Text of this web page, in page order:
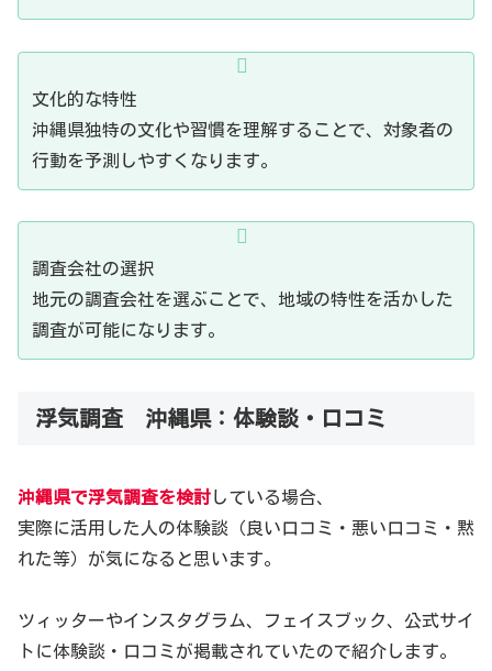
文化的な特性
沖縄県独特の文化や習慣を理解することで、対象者の
行動を予測しやすくなります。
調査会社の選択
地元の調査会社を選ぶことで、地域の特性を活かした
調査が可能になります。
浮気調査 沖縄県：体験談・口コミ
沖縄県で浮気調査を検討している場合、
実際に活用した人の体験談（良い口コミ・悪い口コミ・黙
れた等）が気になると思います。
ツィッターやインスタグラム、フェイスブック、公式サイ
トに体験談・口コミが掲載されていたので紹介します。